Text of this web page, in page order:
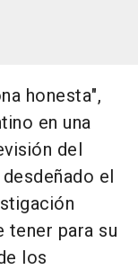
honesta",
en una
del
el
tener para su
los